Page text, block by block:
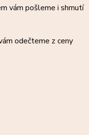
vám pošleme i shrnutí
odečteme z ceny